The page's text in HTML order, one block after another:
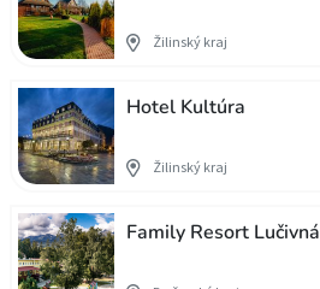
Žilinský kraj
Hotel Kultúra
Žilinský kraj
Family Resort Lučivná